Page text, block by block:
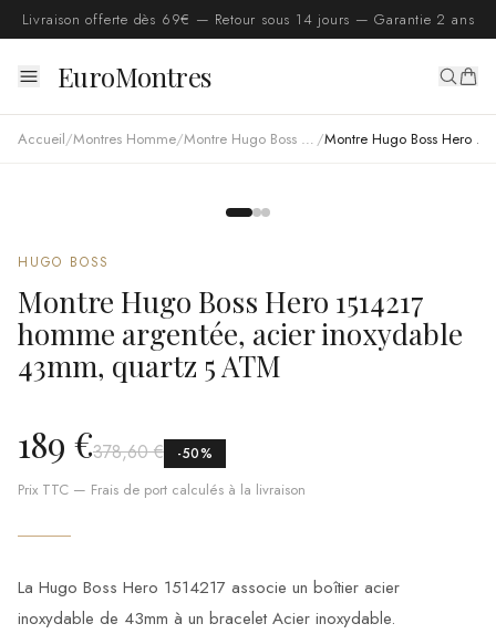
Livraison offerte dès 69€ — Retour sous 14 jours — Garantie 2 ans
EuroMontres
Accueil/Montres Homme/ Montre Hugo Boss homme / Montre Hugo Boss Hero 1514217 homme argentée, acier inoxydable 43mm, quartz 5 ATM
HUGO BOSS
Montre Hugo Boss Hero 1514217
homme argentée, acier inoxydable
43mm, quartz 5 ATM
189 €378,60 € -50%
Prix TTC — Frais de port calculés à la livraison
La Hugo Boss Hero 1514217 associe un boîtier acier
inoxydable de 43mm à un bracelet Acier inoxydable.